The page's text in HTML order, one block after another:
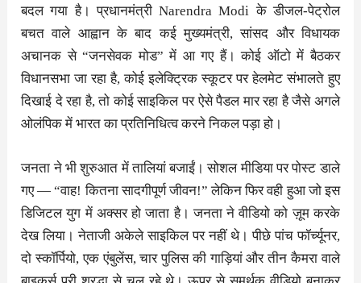
बदल गया है। प्रधानमंत्री Narendra Modi के डीजल-पेट्रोल
बचत वाले आह्वान के बाद कई मुख्यमंत्री, सांसद और विधायक
अचानक से “जनसेवक मोड” में आ गए हैं। कोई ऑटो में बैठकर
विधानसभा जा रहा है, कोई इलेक्ट्रिक स्कूटर पर हेलमेट संभालते हुए
दिखाई दे रहा है, तो कोई साइकिल पर ऐसे पैडल मार रहा है जैसे अगले
ओलंपिक में भारत का प्रतिनिधित्व करने निकल पड़ा हो।
जनता ने भी शुरुआत में तालियां बजाईं। सोशल मीडिया पर पोस्ट डाले
गए — “वाह! कितना सादगीपूर्ण जीवन!” लेकिन फिर वही हुआ जो इस
डिजिटल युग में अक्सर हो जाता है। जनता ने वीडियो को ज़ूम करके
देख लिया। नेताजी अकेले साइकिल पर नहीं थे। पीछे पांच फॉर्च्यूनर,
दो स्कॉर्पियो, एक एंबुलेंस, चार पुलिस की गाड़ियां और तीन कैमरा वाले